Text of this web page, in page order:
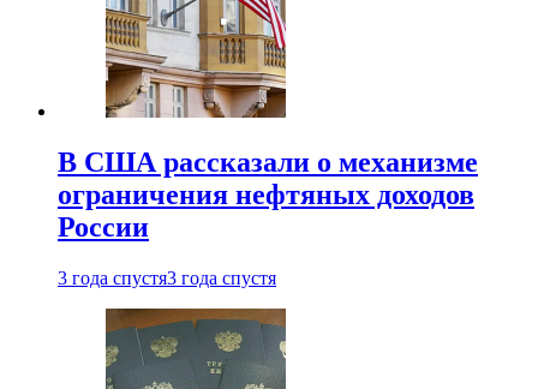
В США рассказали о механизме
ограничения нефтяных доходов
России
3 года спустя3 года спустя